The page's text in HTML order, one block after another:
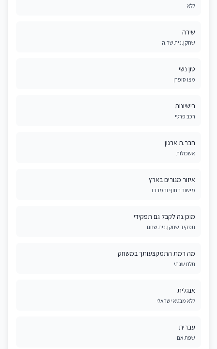
ללא
שירה
שחקן.נית שר.ה
טון נשי
מצו סופרן
רישיונות
רכב פרטי
חבר.ת ארגון
אשכולות
איזור מגורים בארץ
מישור החוף והמרכז
מוכן.נה לקבל גם תפקידי
תפקיד שחקן.נית שחם
מה רמת התמקצעותך במשחק
תלת שנתי
אנגלית
ללא מבטא ישראלי
עברית
שפת אם